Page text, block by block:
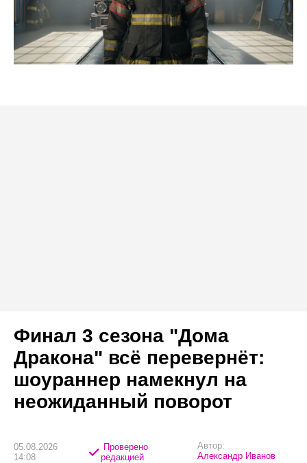
Финал 3 сезона "Дома
Дракона" всё перевернёт:
шоураннер намекнул на
неожиданный поворот
05.08.2026
14:08
Проверено
редакцией
Автор:
Александр Иванов